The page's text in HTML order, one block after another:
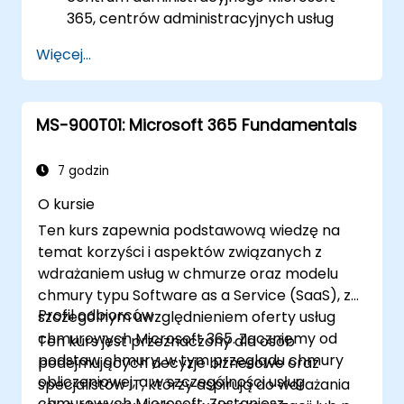
365, centrów administracyjnych usług
Administrować i rozwiązywać problemy z
synchronizacją katalogów i obiektami
katalogowymi.
Administrować i rozwiązywać problemy z
Administrować i rozwiązywać problemy z
Administrować i rozwiązywać problemy z
SharePoint Online.
Planować i wdrażać Microsoft 365 Apps
dla przedsiębiorstw.
Administrować i rozwiązywać problemy z
zgodnością i bezpieczeństwem w Office
365.
Więcej...
MS-900T01: Microsoft 365 Fundamentals
7 godzin
O kursie
Ten kurs zapewnia podstawową wiedzę na
temat korzyści i aspektów związanych z
wdrażaniem usług w chmurze oraz modelu
chmury typu Software as a Service (SaaS), ze
szczególnym uwzględnieniem oferty usług
chmurowych Microsoft 365. Zaczniemy od
podstaw chmury, w tym przeglądu chmury
obliczeniowej, a w szczególności usług
Profil odbiorców
Ten kurs jest przeznaczony dla osób
podejmujących decyzje biznesowe oraz
specjalistów IT, którzy aspirują do wdrażania